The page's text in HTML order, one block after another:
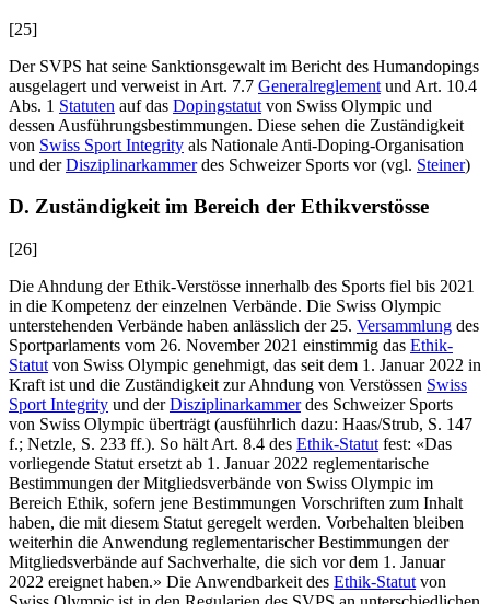
[25]
Der SVPS hat seine Sanktionsgewalt im Bericht des Humandopings
ausgelagert und verweist in Art. 7.7 Generalreglement und Art. 10.4
Abs. 1 Statuten auf das Dopingstatut von Swiss Olympic und
dessen Ausführungsbestimmungen. Diese sehen die Zuständigkeit
von Swiss Sport Integrity als Nationale Anti-Doping-Organisation
und derDisziplinarkammerdes Schweizer Sports vor (vgl. Steiner)
D. Zuständigkeit im Bereich der Ethikverstösse
[26]
Die Ahndung der Ethik-Verstösse innerhalb des Sports fiel bis 2021
in die Kompetenz der einzelnen Verbände. Die Swiss Olympic
unterstehenden Verbände haben anlässlich der 25. Versammlung des
Sportparlaments vom 26. November 2021 einstimmig das Ethik-
Statut von Swiss Olympic genehmigt, das seit dem 1. Januar 2022 in
Kraft ist und die Zuständigkeit zur Ahndung von Verstössen Swiss
Sport Integrity und derDisziplinarkammerdes Schweizer Sports
von Swiss Olympic überträgt (ausführlich dazu: Haas/Strub, S. 147
f.; Netzle, S. 233 ff.). So hält Art. 8.4 des Ethik-Statut fest: «Das
vorliegende Statut ersetzt ab 1. Januar 2022 reglementarische
Bestimmungen der Mitgliedsverbände von Swiss Olympic im
Bereich Ethik, sofern jene Bestimmungen Vorschriften zum Inhalt
haben, die mit diesem Statut geregelt werden. Vorbehalten bleiben
weiterhin die Anwendung reglementarischer Bestimmungen der
Mitgliedsverbände auf Sachverhalte, die sich vor dem 1. Januar
2022 ereignet haben.» Die Anwendbarkeit des Ethik-Statut von